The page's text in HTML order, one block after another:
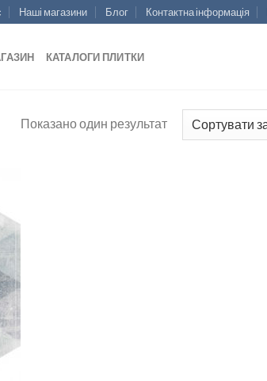
Наші магазини Блог Контактна інформація
КАТАЛОГИ ПЛИТКИ
Показано один результат